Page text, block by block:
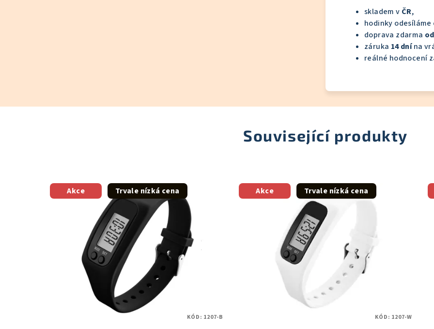
skladem v ČR,
hodinky
doprava zdarma
záruka 14 dnína
reálné hodnocení
Související produkty
Akce Trvale nízká cena
KÓD: 1207-B
Akce Trvale nízká cena
KÓD: 1207-W